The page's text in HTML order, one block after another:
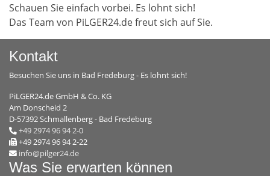
Schauen Sie einfach vorbei. Es lohnt sich!
Das Team von PiLGER24.de freut sich auf Sie.
Kontakt
Besuchen Sie uns in Bad Fredeburg - Es lohnt sich!
PiLGER24.de GmbH & Co. KG
Am Donscheid 2
D-57392 Schmallenberg - Bad Fredeburg
+49 2974 96 94 2-0
+49 2974 96 94 2-22
info@pilger24.de
Was Sie erwarten können